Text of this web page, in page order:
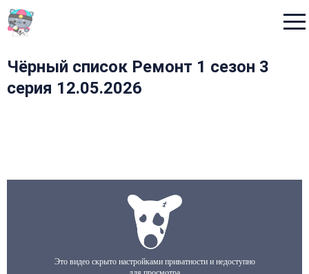
Чёрный список Ремонт 1 сезон 3
серия 12.05.2026